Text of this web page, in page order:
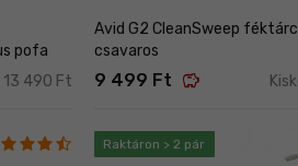
pofa
13 490 Ft
Avid G2 CleanSweep
csavaros
9 499 Ft savings
Raktáron > 2 pár